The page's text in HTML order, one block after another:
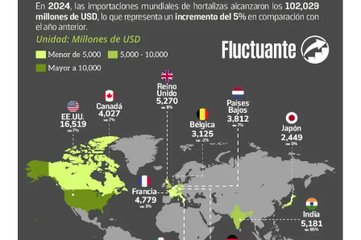
Hortalizas
2024